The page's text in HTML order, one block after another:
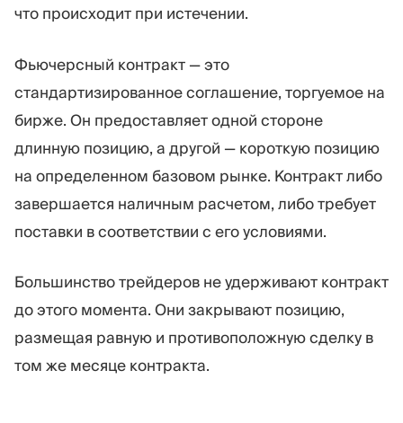
что происходит при истечении.
Фьючерсный контракт — это
стандартизированное соглашение, торгуемое на
бирже. Он предоставляет одной стороне
длинную позицию, а другой — короткую позицию
на определенном базовом рынке. Контракт либо
завершается наличным расчетом, либо требует
поставки в соответствии с его условиями.
Большинство трейдеров не удерживают контракт
до этого момента. Они закрывают позицию,
размещая равную и противоположную сделку в
том же месяце контракта.
Руководство по
Блог
Видеоуроки
Калькулятор прибыли
Бизнес План
О нас
События
Новости компании
Карьера
Устойчивость
ПОДПИШИТЕСЬ НА НАС